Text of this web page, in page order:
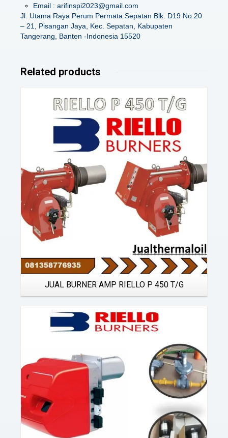
Email : arifinspi2023@gmail.com
Jl. Utama Raya Perum Permata Sepatan Blk. D19 No.20
– 21, Pisangan Jaya, Kec. Sepatan, Kabupaten
Tangerang, Banten -Indonesia 15520
Related products
Details
JUAL BURNER AMP RIELLO P 450 T/G
Details